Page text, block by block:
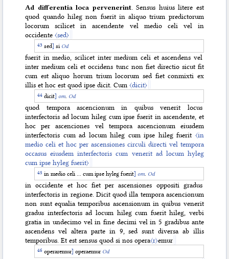
Ad differentia loca pervenerint. Sensus huius litere est
quod quando hileg non fuerit in aliquo trium predictorum
locorum scilicet in ascendente vel medio celi vel in
occidente〈sed〉
sed] si Od
fuerit in medio, scilicet inter medium celi et ascendens vel
inter medium celi et occidens tunc non fiet directio sicut fit
cum est aliquo horum trium locorum sed fiet conmixti ex
illis et hoc est quod ipse dicit. Cum〈dicit〉
dicit] om. Od
quod tempora ascencionum in quibus venerit locus
interfectoris ad locum hileg cum ipse fuerit in ascendente, et
hoc per ascenciones vel tempora ascencionum eiusdem
interfectoris cum ad locum hileg cum ipse hileg fuerit 〈in
medio celi et hoc per ascensiones circuli directi vel tempora
occasus eiusdem interfectoris cum venerit ad locum hyleg
cum ipse hyleg fuerit〉
in medio celi ... cum ipse hyleg fuerit] om. Od
in occidente et hoc fiet per ascensiones oppositi gradus
interfectoris in regione. Dicit quod illa tempora ascencionum
non sunt equalia temporibus ascensionum in quibus venerit
gradus interfectoris ad locum hileg cum fuerit hileg, verbi
gratia in undecimo vel in fine decimi vel in 5 gradibus ante
ascendens vel altera parte in 9, sed sunt diversa ab illis
temporibus. Et est sensus quod si nos opera〈r〉emur
operaremur] operaemur Od